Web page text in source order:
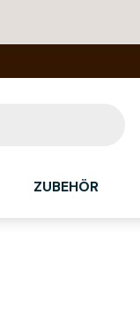
ZUBEHÖR